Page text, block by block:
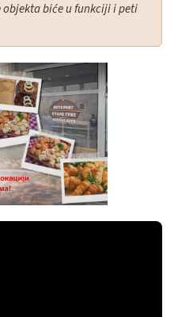
biće u funkciji i peti